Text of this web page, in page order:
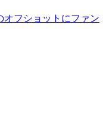
オフショットにファン